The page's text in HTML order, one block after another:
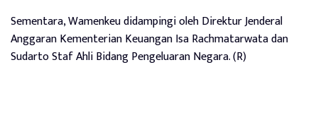
Sementara, Wamenkeu didampingi oleh Direktur Jenderal
Anggaran Kementerian Keuangan Isa Rachmatarwata dan
Sudarto Staf Ahli Bidang Pengeluaran Negara. (R)